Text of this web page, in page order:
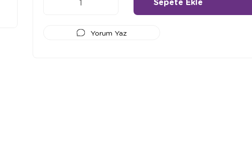
Yorum Yaz